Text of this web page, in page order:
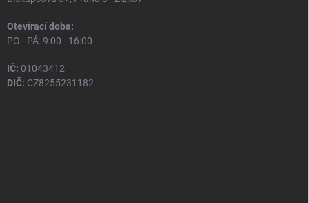
Otevírací doba:
PO - PÁ: 9:00 - 16:00
IČ: 01043412
DIČ: CZ8255231182